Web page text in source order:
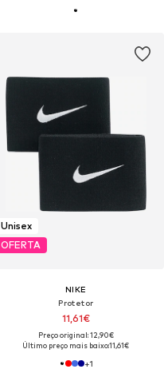
Unisex
OFERTA
NIKE
Protetor
11,61€
Preço original: 12,90€
Último preço mais baixo:11,61€
+1